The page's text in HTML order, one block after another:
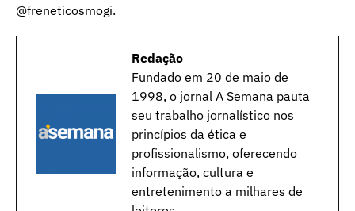
@freneticosmogi.
Redação
Fundado em 20 de maio de
1998, o jornal A Semana pauta
seu trabalho jornalístico nos
princípios da ética e
profissionalismo, oferecendo
informação, cultura e
entretenimento a milhares de